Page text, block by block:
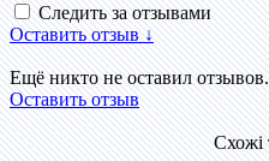
Следить за отзывами
Оставить отзыв ↓
Ещё никто не оставил отзывов.
Оставить отзыв
Схожі